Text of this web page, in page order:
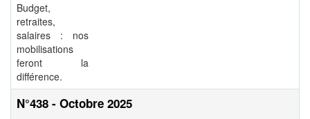
Budget,
retraites,
salaires : nos
mobilisations
feront la
différence.
N°438 - Octobre 2025